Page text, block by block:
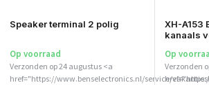
Speaker terminal 2 polig
Op voorraad
Verzonden op 24 augustus <a
href="https://www.benselectronics.nl/service/
XH-A153
kanaals
Op
Verzonden